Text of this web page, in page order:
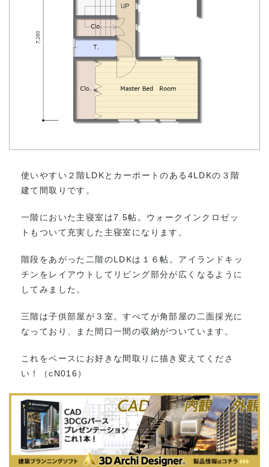
使いやすい２階LDKとカーポートのある4LDKの３階
建て間取りです。
一階においた主寝室は7.5帖。ウォークインクロゼッ
トもついて充実した主寝室になります。
階段をあがった二階のLDKは１６帖。アイランドキッ
チンをレイアウトしてリビング部分が広くなるように
してみました。
三階は子供部屋が３室。すべてが角部屋の二面採光に
なっており、また間口一間の収納がついています。
これをベースにお好きな間取りに描き変えてくださ
い！（cN016）